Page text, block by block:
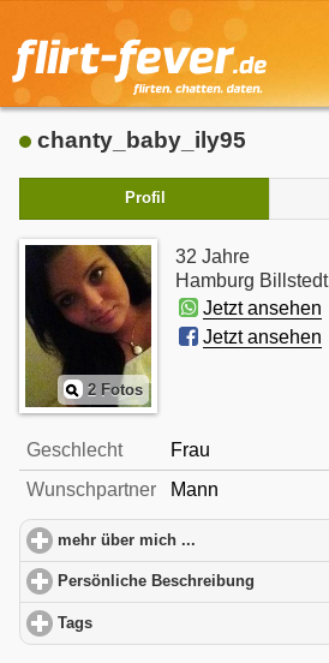
chanty_baby_ily95
Profil
2 Fotos
32 Jahre
Hamburg Billstedt
Jetzt ansehen
Jetzt ansehen
Geschlecht
Frau
Wunschpartner
Mann
mehr über mich ...
Persönliche Beschreibung
Tags